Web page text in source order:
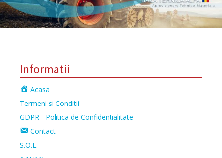
Informatii
Acasa
Termeni si Conditii
GDPR - Politica de Confidentialitate
Contact
S.O.L.